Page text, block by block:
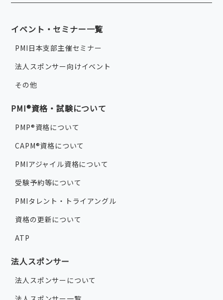
イベント・セミナー一覧
PMI日本支部主催セミナー
法人スポンサー向けイベント
その他
PMI®資格・試験について
PMP®資格について
CAPM®資格について
PMIアジャイル資格について
受験予約等について
PMIタレント・トライアングル
資格の更新について
ATP
法人スポンサー
法人スポンサーについて